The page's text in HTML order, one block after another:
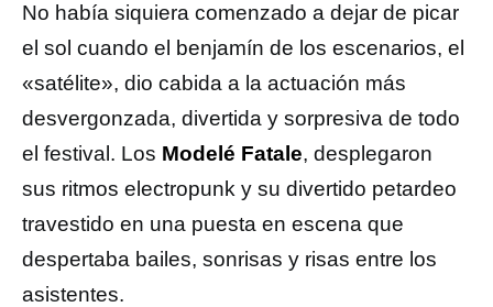
No había siquiera comenzado a dejar de picar
el sol cuando el benjamín de los escenarios, el
«satélite», dio cabida a la actuación más
desvergonzada, divertida y sorpresiva de todo
el festival. Los Modelé Fatale, desplegaron
sus ritmos electropunk y su divertido petardeo
travestido en una puesta en escena que
despertaba bailes, sonrisas y risas entre los
asistentes.